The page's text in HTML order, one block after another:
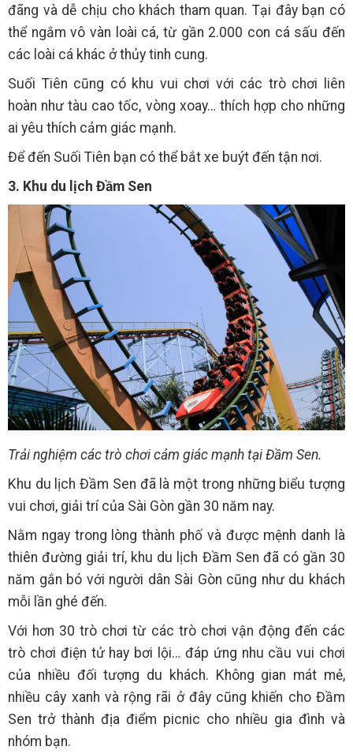
đãng và dễ chịu cho khách tham quan. Tại đây bạn có
thể ngắm vô vàn loài cá, từ gần 2.000 con cá sấu đến
các loài cá khác ở thủy tinh cung.
Suối Tiên cũng có khu vui chơi với các trò chơi liên
hoàn như tàu cao tốc, vòng xoay… thích hợp cho những
ai yêu thích cảm giác mạnh.
Để đến Suối Tiên bạn có thể bắt xe buýt đến tận nơi.
3. Khu du lịch Đầm Sen
Trải nghiệm các trò chơi cảm giác mạnh tại Đầm Sen.
Khu du lịch Đầm Sen đã là một trong những biểu tượng
vui chơi, giải trí của Sài Gòn gần 30 năm nay.
Nằm ngay trong lòng thành phố và được mệnh danh là
thiên đường giải trí, khu du lịch Đầm Sen đã có gần 30
năm gắn bó với người dân Sài Gòn cũng như du khách
mỗi lần ghé đến.
Với hơn 30 trò chơi từ các trò chơi vận động đến các
trò chơi điện tử hay bơi lội… đáp ứng nhu cầu vui chơi
của nhiều đối tượng du khách. Không gian mát mẻ,
nhiều cây xanh và rộng rãi ở đây cũng khiến cho Đầm
Sen trở thành địa điểm picnic cho nhiều gia đình và
nhóm bạn.